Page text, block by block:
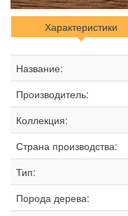
Характеристики
Название:
Производитель:
Коллекция:
Страна производства:
Тип:
Порода дерева: